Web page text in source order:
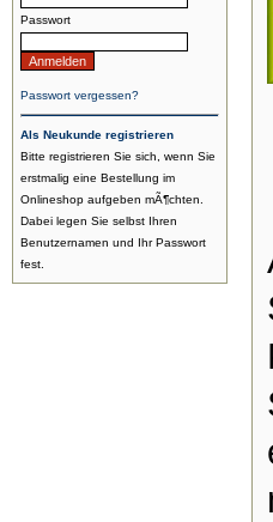
Passwort
Passwort vergessen?
Als Neukunde registrieren
Bitte registrieren Sie sich, wenn Sie
erstmalig eine Bestellung im
Onlineshop aufgeben mÃ¶chten.
Dabei legen Sie selbst Ihren
Benutzernamen und Ihr Passwort
fest.